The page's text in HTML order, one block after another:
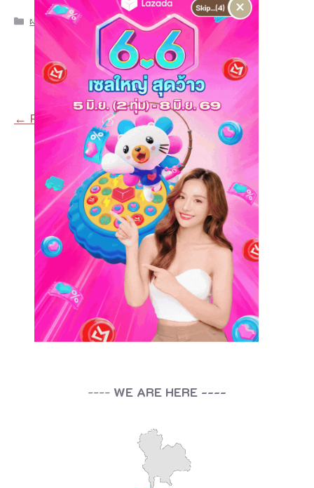
Categories
ผจญภัยไปกับแนน,รวมร้านอาหารเด็ด ในจังหวัดพังงา
← Previous Page
Page
2 Page
3 … Page
42 Next →
---- WE ARE HERE ----
×